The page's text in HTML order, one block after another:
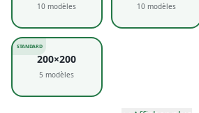
10 modèles 10modèles
STANDARD
200×200
5 modèles